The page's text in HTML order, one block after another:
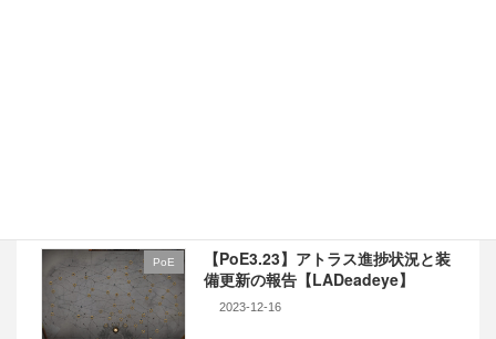
PoE
【PoE3.23】アトラス進捗状況と装
備更新の報告【LADeadeye】
2023-12-16